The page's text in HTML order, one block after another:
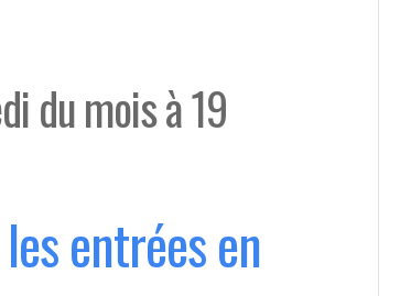
du mois à 19
entrées en